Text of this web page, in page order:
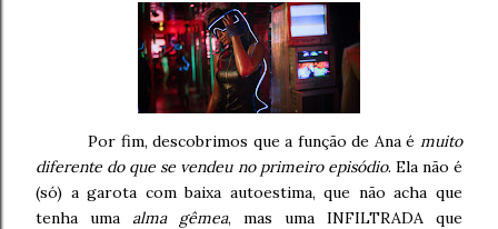
Por fim, descobrimos que a função de Ana é muito
diferente do que se vendeu no primeiro episódio. Ela não é
(só) a garota com baixa autoestima, que não acha que
tenha uma alma gêmea, mas uma INFILTRADA que